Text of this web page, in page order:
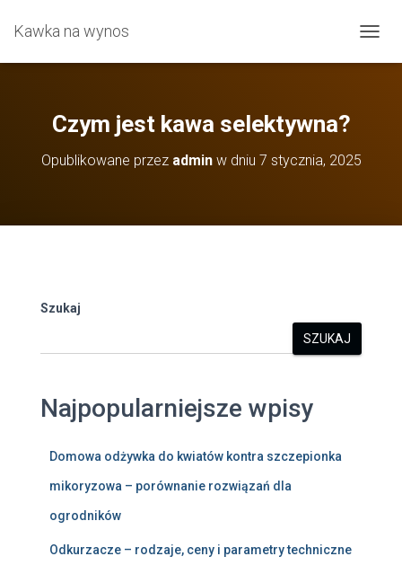
Kawka na wynos
R
Czym jest kawa selektywna?
Opublikowane przez adminw dniu 7 stycznia, 2025
Szukaj
SZUKAJ
Najpopularniejsze wpisy
Domowa odżywka do kwiatów kontra szczepionka
mikoryzowa – porównanie rozwiązań dla
ogrodników
Odkurzacze – rodzaje, ceny i parametry techniczne